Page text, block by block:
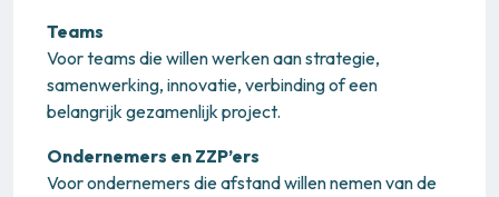
Teams
Voor teams die willen werken aan strategie,
samenwerking, innovatie, verbinding of een
belangrijk gezamenlijk project.
Ondernemers en ZZP’ers
Voor ondernemers die afstand willen nemen van de